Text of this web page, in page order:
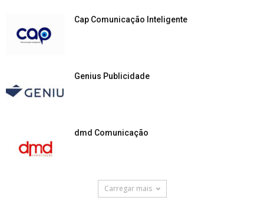
Cap Comunicação Inteligente
Genius Publicidade
dmd Comunicação
Carregar mais